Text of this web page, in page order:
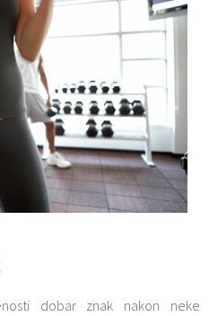
dobar znak nakon neke